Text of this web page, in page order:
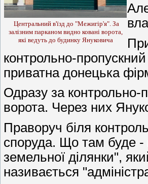
Центральний в'їзд до "Межигір'я". За
залізним парканом видно ковані ворота,
які ведуть до будинку Януковича
контрольно-
приватна донецька
Одразу за контрольно-
ворота. Через них
Праворуч біля
споруда. Що там буде -
земельної ділянки",
називається